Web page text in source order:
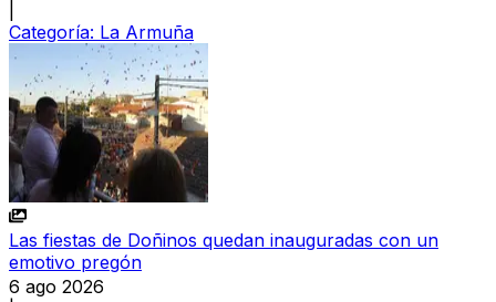
Categoría: La Armuña
Las fiestas de Doñinos quedan inauguradas con un
emotivo pregón
6 ago 2026